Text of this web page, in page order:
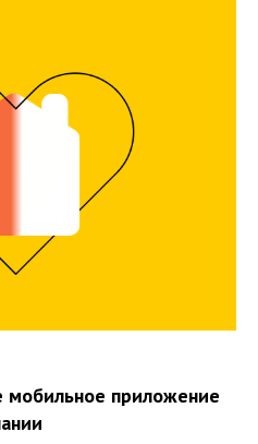
мобильное приложение